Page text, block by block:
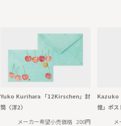
Yuko Kurihara 「12Kirschen」封
筒〈洋2〉
メーカー希望小売価格 200円
Kazuko
憶」ポス